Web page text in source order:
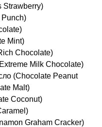
Strawberry)
Punch)
Mint)
Chocolate)
Milk Chocolate)
(Chocolate Peanut
Malt)
Coconut)
Graham Cracker)